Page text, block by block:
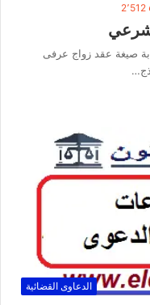
2٬512
شرعي
صيغة عقد زواج عرفى
الدعاوى القضائية